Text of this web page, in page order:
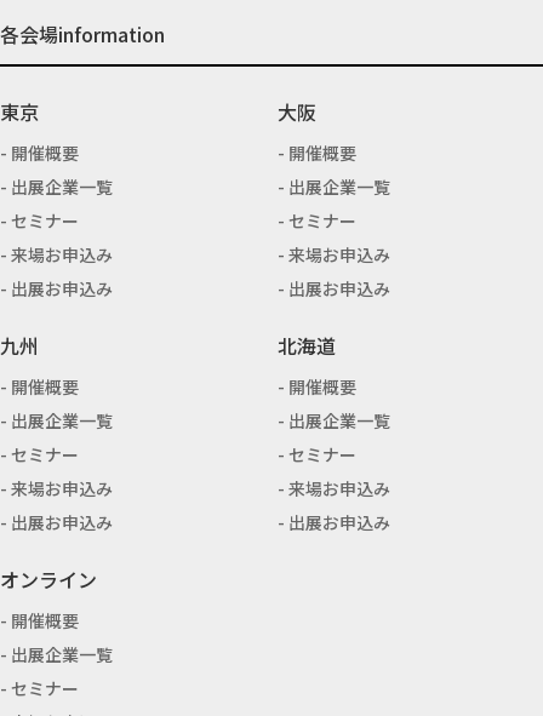
各会場information
東京
開催概要
出展企業一覧
セミナー
来場お申込み
出展お申込み
大阪
開催概要
出展企業一覧
セミナー
来場お申込み
出展お申込み
九州
開催概要
出展企業一覧
セミナー
来場お申込み
出展お申込み
北海道
開催概要
出展企業一覧
セミナー
来場お申込み
出展お申込み
オンライン
開催概要
出展企業一覧
セミナー